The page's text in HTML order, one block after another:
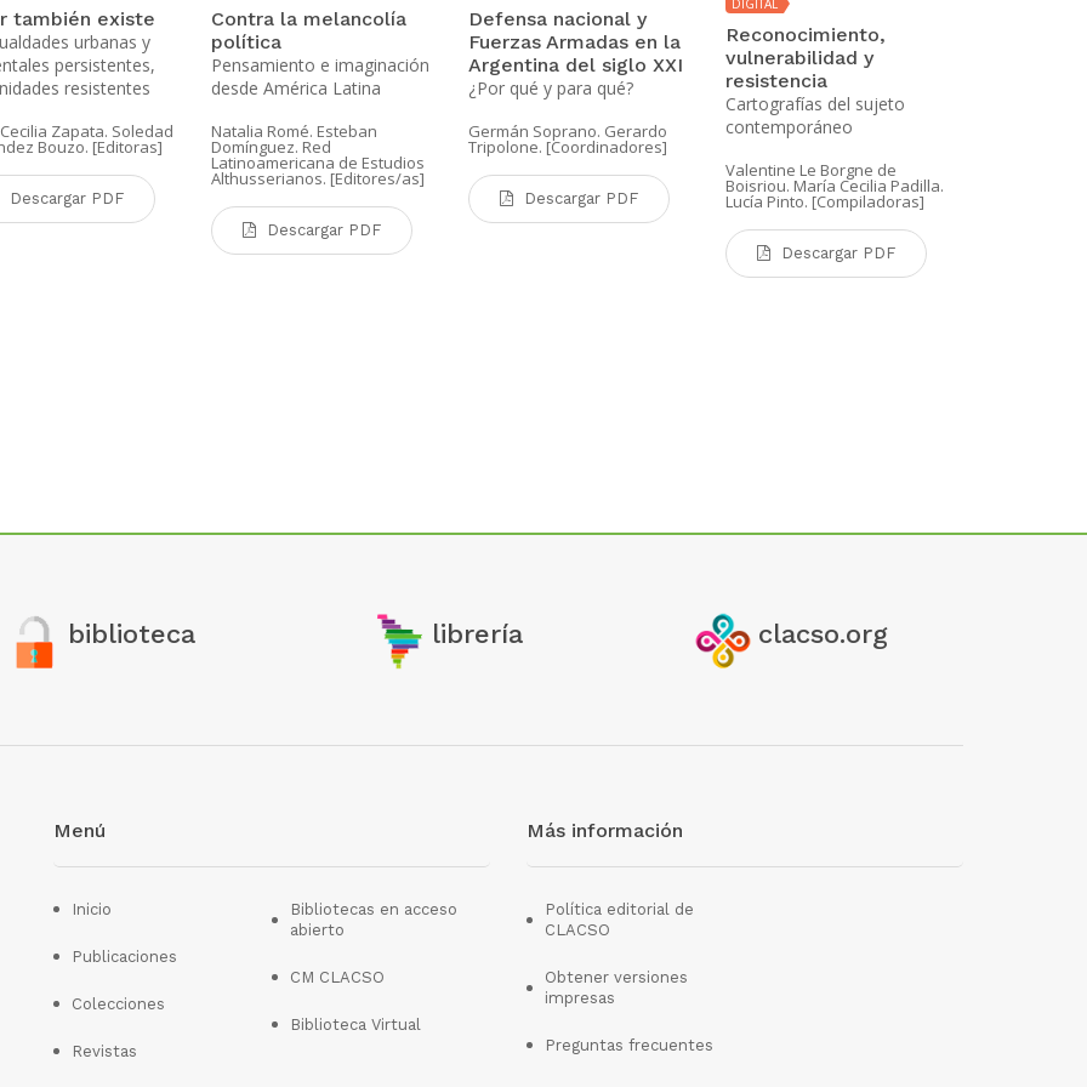
también existe
urbanas y
persistentes,
resistentes
Zapata. Soledad
Bouzo. [Editoras]
Descargar PDF
Contra la melancolía
política
Pensamiento e imaginación
desde América Latina
Natalia Romé. Esteban
Domínguez. Red
Latinoamericana de Estudios
Althusserianos. [Editores/as]
Descargar PDF
Defensa nacional y
Fuerzas Armadas en la
Argentina del siglo XXI
¿Por qué y para qué?
Germán Soprano. Gerardo
Tripolone. [Coordinadores]
Descargar PDF
Reconocimiento,
vulnerabilidad y
resistencia
Cartografías del sujeto
contemporáneo
Valentine Le Borgne de
Boisriou. María Cecilia Padilla.
Lucía Pinto. [Compiladoras]
Descargar PDF
biblioteca librería clacso.org
Menú
Inicio
Publicaciones
Colecciones
Revistas
Bibliotecas en acceso
abierto
CM CLACSO
Biblioteca Virtual
Más información
Política editorial de
CLACSO
Obtener versiones
impresas
Preguntas frecuentes